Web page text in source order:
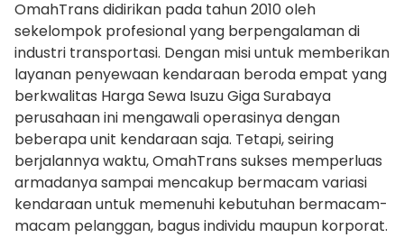
OmahTrans didirikan pada tahun 2010 oleh
sekelompok profesional yang berpengalaman di
industri transportasi. Dengan misi untuk memberikan
layanan penyewaan kendaraan beroda empat yang
berkwalitas Harga Sewa Isuzu Giga Surabaya
perusahaan ini mengawali operasinya dengan
beberapa unit kendaraan saja. Tetapi, seiring
berjalannya waktu, OmahTrans sukses memperluas
armadanya sampai mencakup bermacam variasi
kendaraan untuk memenuhi kebutuhan bermacam-
macam pelanggan, bagus individu maupun korporat.